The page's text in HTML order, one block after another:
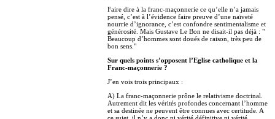
Faire dire à la franc-maçonnerie ce qu’elle n’a jamais
pensé, c’est à l’évidence faire preuve d’une naïveté
nourrie d’ignorance, c’est confondre sentimentalisme et
générosité. Mais Gustave Le Bon ne disait-il pas déjà : "
Beaucoup d’hommes sont doués de raison, très peu de
bon sens."
Sur quels points s’opposent l’Eglise catholique et la
Franc-maçonnerie ?
J’en vois trois principaux :
A) La franc-maçonnerie prône le relativisme doctrinal.
Autrement dit les vérités profondes concernant l’homme
et sa destinée ne peuvent être connues avec certitude. A